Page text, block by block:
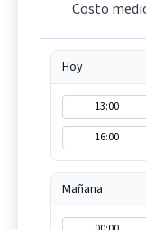
Costo
Hoy
13:00
16:00
Mañana